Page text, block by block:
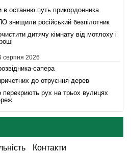
в останню путь прикордонника
знищили російський безпілотник
дитячу кімнату від мотлоху і
серпня 2026
сапера
до отруєння дерев
рух на трьох вулицях
Контакти